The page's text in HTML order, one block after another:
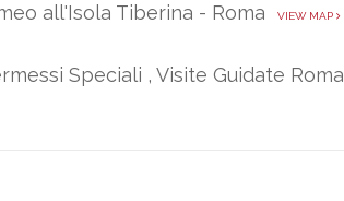
all'Isola Tiberina - Roma VIEW MAP
Speciali ,Visite Guidate Roma